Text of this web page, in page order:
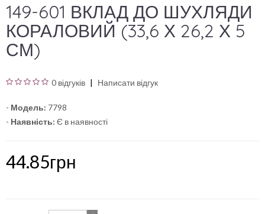
149-601 ВКЛАД ДО ШУХЛЯДИ
КОРАЛОВИЙ (33,6 Х 26,2 Х 5
СМ)
0 відгуків Написати відгук
- Модель: 7798
- Наявність: Є в наявності
44.85грн